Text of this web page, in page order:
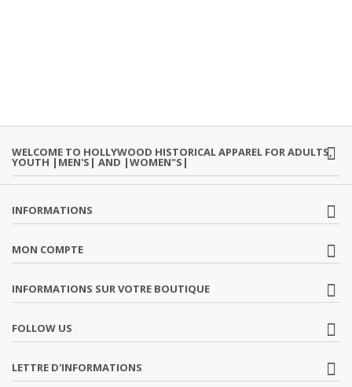
WELCOME TO HOLLYWOOD HISTORICAL APPAREL FOR ADULTS,
YOUTH |MEN'S| AND |WOMEN"S|
INFORMATIONS
MON COMPTE
INFORMATIONS SUR VOTRE BOUTIQUE
FOLLOW US
LETTRE D'INFORMATIONS